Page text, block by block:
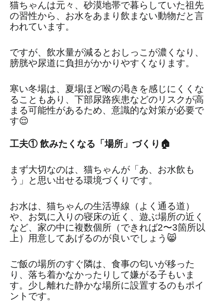
猫ちゃんは元々、砂漠地帯で暮らしていた祖先
の習性から、お水をあまり飲まない動物だと言
われています。
ですが、飲水量が減るとおしっこが濃くなり、
膀胱や尿道に負担がかかりやすくなります。
寒い冬場は、夏場ほど喉の渇きを感じにくくな
ることもあり、下部尿路疾患などのリスクが高
まる可能性があるため、意識的な対策が必要で
す😌
工夫① 飲みたくなる「場所」づくり🏠
まず大切なのは、猫ちゃんが「あ、お水飲も
う」と思い出せる環境づくりです。
お水は、猫ちゃんの生活導線（よく通る道）
や、お気に入りの寝床の近く、遊ぶ場所の近く
など、家の中に複数個所（できれば2〜3箇所以
上）用意してあげるのが良いでしょう😸
ご飯の場所のすぐ隣は、食事の匂いが移った
り、落ち着かなかったりして嫌がる子もいま
す。少し離れた静かな場所に設置するのもポイ
ントです。